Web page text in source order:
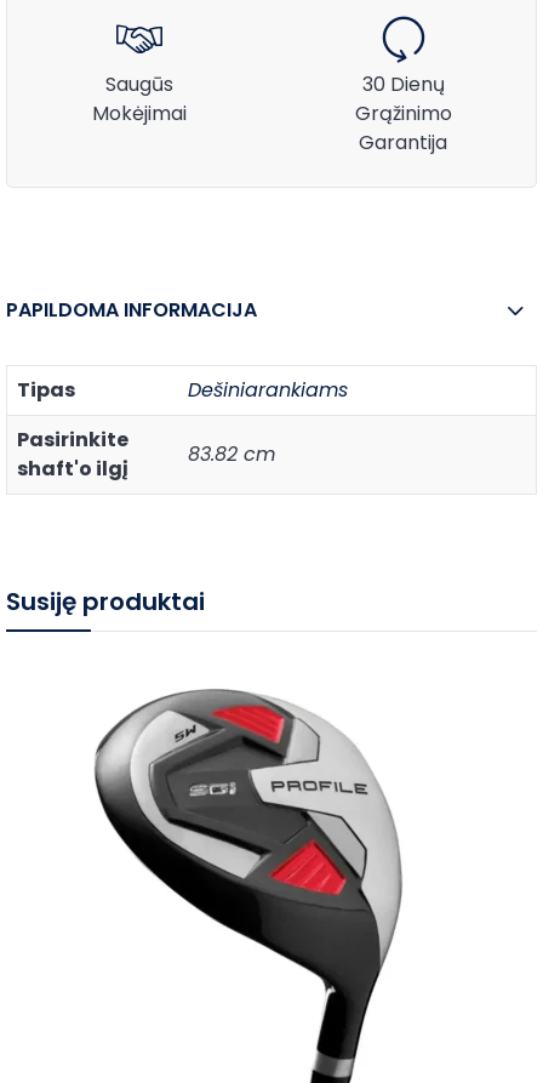
Saugūs
Mokėjimai
30 Dienų
Grąžinimo
Garantija
PAPILDOMA INFORMACIJA
Tipas
Dešiniarankiams
Pasirinkite
shaft'o ilgį
83.82 cm
Susiję produktai